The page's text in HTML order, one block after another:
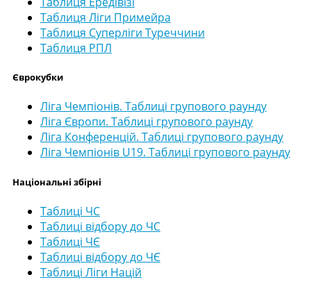
Таблиця Ліги Примейра
Таблиця Суперліги Туреччини
Таблиця РПЛ
Єврокубки
Ліга Чемпіонів. Таблиці групового раунду
Ліга Європи. Таблиці групового раунду
Ліга Конференцій. Таблиці групового раунду
Ліга Чемпіонів U19. Таблиці групового раунду
Національні збірні
Таблиці ЧС
Таблиці відбору до ЧС
Таблиці ЧЄ
Таблиці відбору до ЧЄ
Таблиці Ліги Націй